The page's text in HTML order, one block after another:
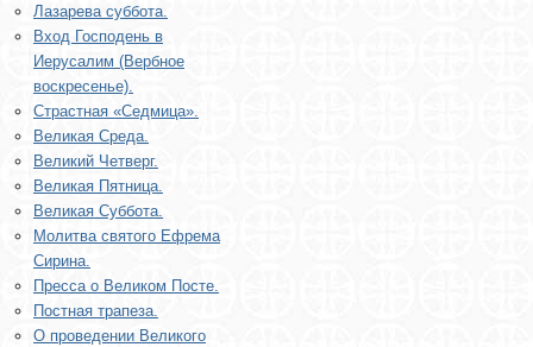
Лазарева суббота.
Вход Господень в
Иерусалим (Вербное
воскресенье).
Страстная «Седмица».
Великая Среда.
Великий Четверг.
Великая Пятница.
Великая Суббота.
Молитва святого Ефрема
Сирина.
Пресса о Великом Посте.
Постная трапеза.
О проведении Великого